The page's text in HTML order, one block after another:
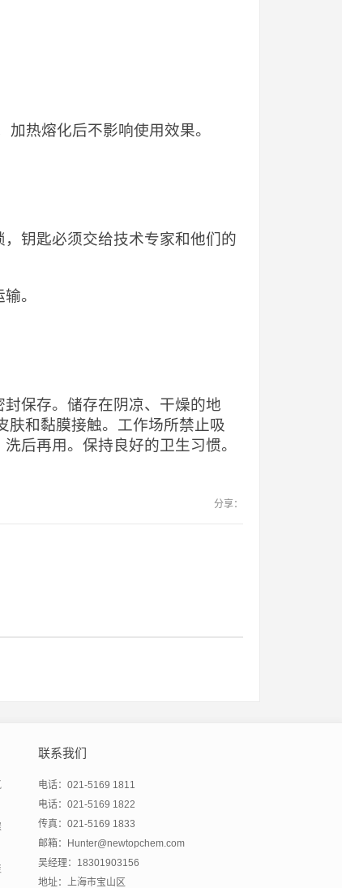
热熔化后不影响使用效果。
钥匙必须交给技术专家和他们的
。
保存。储存在阴凉、干燥的地
肤和黏膜接触。工作场所禁止吸
后再用。保持良好的卫生习惯。
分享：
联系我们
电话：021-5169 1811
电话：021-5169 1822
传真：021-5169 1833
邮箱：Hunter@newtopchem.com
吴经理：18301903156
地址：上海市宝山区